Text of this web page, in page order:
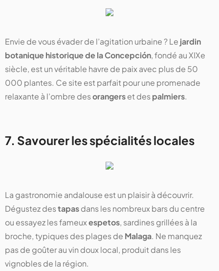
Envie de vous évader de l’agitation urbaine ? Le jardin
botanique historique de la Concepción, fondé au XIXe
siècle, est un véritable havre de paix avec plus de 50
000 plantes. Ce site est parfait pour une promenade
relaxante à l’ombre desorangerset despalmiers.
7. Savourer les spécialités locales
La gastronomie andalouse est un plaisir à découvrir.
Dégustez destapasdans les nombreux bars du centre
ou essayez les fameuxespetos, sardines grillées à la
broche, typiques des plages de Malaga. Ne manquez
pas de goûter au vin doux local, produit dans les
vignobles de la région.